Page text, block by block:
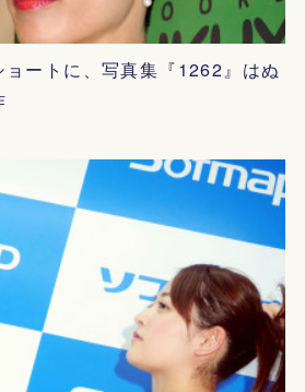
ートに、写真集『1262』はぬ